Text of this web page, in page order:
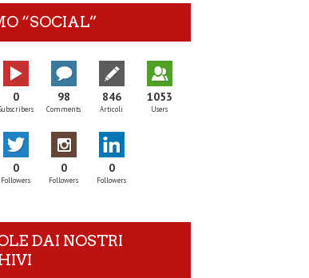
“SOCIAL”
0 98
Comments
846
Articoli
1053
Users
0
Followers
0
Followers
0
Followers
DAI NOSTRI